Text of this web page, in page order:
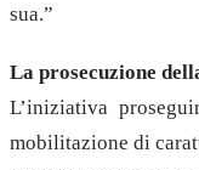
sua.”
La prosecuzione
L’iniziativa
mobilitazione di